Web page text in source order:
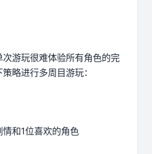
游玩很难体验所有角色的完
略进行多周目游玩：
和1位喜欢的角色